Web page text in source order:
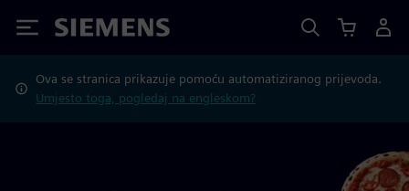
Siemens
Ova se stranica prikazuje pomoću automatiziranog prijevoda.
Umjesto toga, pogledaj na engleskom?